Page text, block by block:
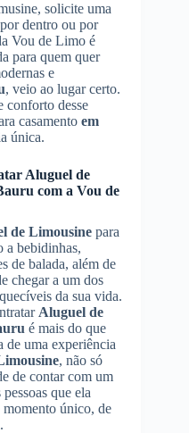
solicite uma
dentro ou por
Vou de Limo é
para quem quer
e
, veio ao lugar certo.
conforto desse
casamento em
única.
Aluguel de
com a Vou de
de Limousine para
a bebidinhas,
de balada, além de
chegar a um dos
da sua vida.
Aluguel de
é mais do que
de uma experiência
, não só
de contar com um
que ela
momento único, de